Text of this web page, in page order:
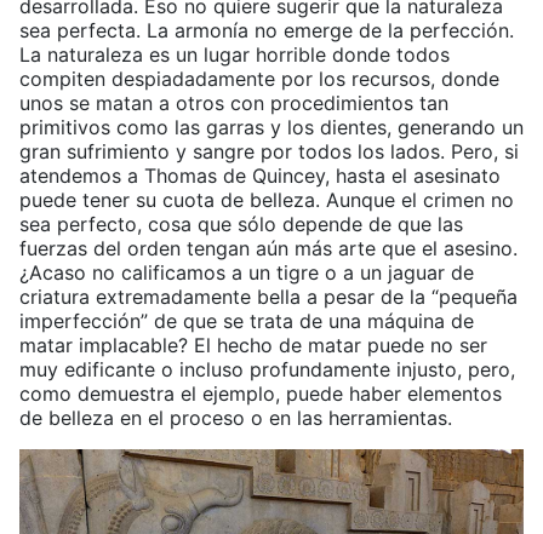
desarrollada. Eso no quiere sugerir que la naturaleza
sea perfecta. La armonía no emerge de la perfección.
La naturaleza es un lugar horrible donde todos
compiten despiadadamente por los recursos, donde
unos se matan a otros con procedimientos tan
primitivos como las garras y los dientes, generando un
gran sufrimiento y sangre por todos los lados. Pero, si
atendemos a Thomas de Quincey, hasta el asesinato
puede tener su cuota de belleza. Aunque el crimen no
sea perfecto, cosa que sólo depende de que las
fuerzas del orden tengan aún más arte que el asesino.
¿Acaso no calificamos a un tigre o a un jaguar de
criatura extremadamente bella a pesar de la “pequeña
imperfección” de que se trata de una máquina de
matar implacable? El hecho de matar puede no ser
muy edificante o incluso profundamente injusto, pero,
como demuestra el ejemplo, puede haber elementos
de belleza en el proceso o en las herramientas.